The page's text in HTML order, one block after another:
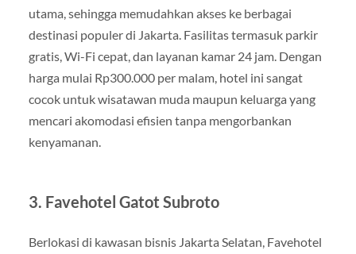
utama, sehingga memudahkan akses ke berbagai
destinasi populer di Jakarta. Fasilitas termasuk parkir
gratis, Wi-Fi cepat, dan layanan kamar 24 jam. Dengan
harga mulai Rp300.000 per malam, hotel ini sangat
cocok untuk wisatawan muda maupun keluarga yang
mencari akomodasi efisien tanpa mengorbankan
kenyamanan.
3. Favehotel Gatot Subroto
Berlokasi di kawasan bisnis Jakarta Selatan, Favehotel